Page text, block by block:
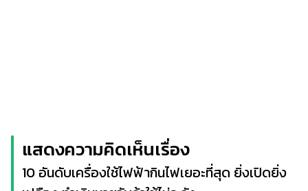
แสดงความคิดเห็นเรื่อง
10 อันดับเครื่องใช้ไฟฟ้ากินไฟเยอะที่สุด ยิ่งเปิดยิ่ง